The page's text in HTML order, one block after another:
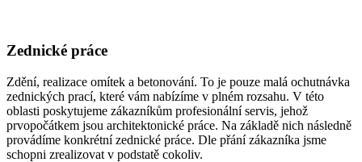
Zednické práce
Zdění, realizace omítek a betonování. To je pouze malá ochutnávka
zednických prací, které vám nabízíme v plném rozsahu. V této
oblasti poskytujeme zákazníkům profesionální servis, jehož
prvopočátkem jsou architektonické práce. Na základě nich následně
provádíme konkrétní zednické práce. Dle přání zákazníka jsme
schopni zrealizovat v podstatě cokoliv.